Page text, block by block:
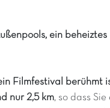
ein
Filmfestival berühmt
nur 2,5 km, so dass